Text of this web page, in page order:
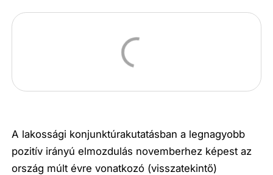
A lakossági konjunktúrakutatásban a legnagyobb
pozitív irányú elmozdulás novemberhez képest az
ország múlt évre vonatkozó (visszatekintő)